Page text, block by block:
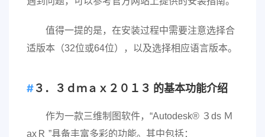
值得一提的是，在安装过程中需要注意选择合
适版本（32位或64位），以及选择相应语言版本。
３．３ｄｍａｘ２０１３ 的基本功能介绍
作为一款三维制图软件，“Autodesk® ３ds Ｍ
axＲ ”具备丰富多彩的功能。其中包括：